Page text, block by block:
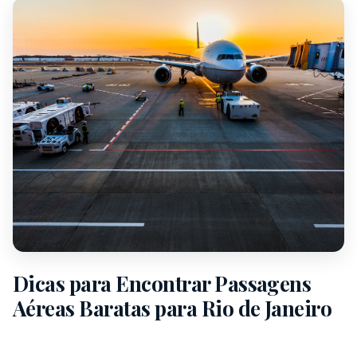
Dicas para Encontrar Passagens
Aéreas Baratas para Rio de Janeiro